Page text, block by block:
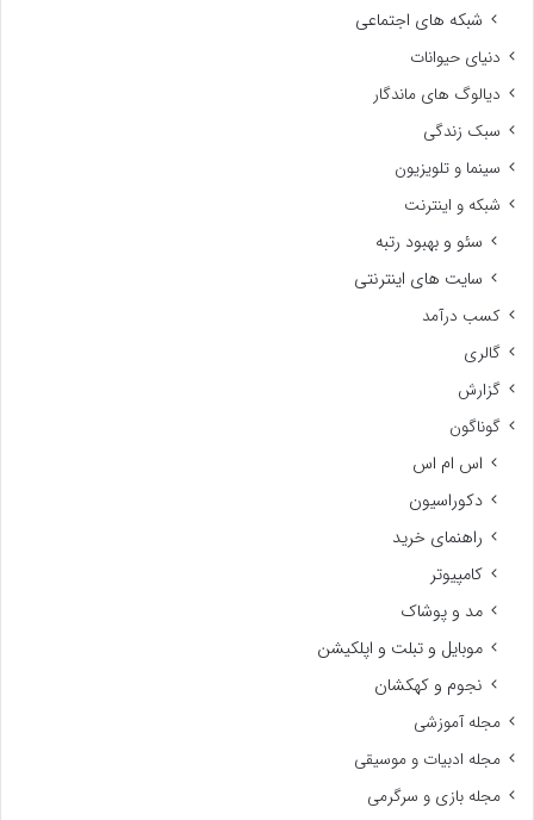
شبکه های اجتماعی
دنیای حیوانات
دیالوگ های ماندگار
سبک زندگی
سینما و تلویزیون
شبکه و اینترنت
سئو و بهبود رتبه
سایت های اینترنتی
کسب درآمد
گالری
گزارش
گوناگون
اس ام اس
دکوراسیون
راهنمای خرید
کامپیوتر
مد و پوشاک
موبایل و تبلت و اپلکیشن
نجوم و کهکشان
مجله آموزشی
مجله ادبیات و موسیقی
مجله بازی و سرگرمی